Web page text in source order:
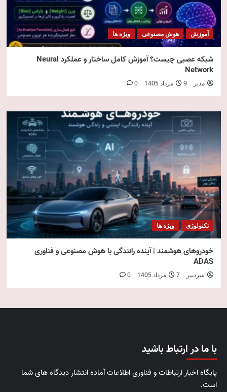
آموزش هوش مصنوعی ویژه ها
شبکه عصبی چیست؟ آموزش کامل ساختار و عملکرد Neural
Network
مدیر 9 مرداد 1405 0
تکنولوژی ویژه ها
خودروهای هوشمند | آینده رانندگی با هوش مصنوعی و فناوری
ADAS
سردبیر 7 مرداد 1405 0
با ما در ارتباط باشید
پایگاه اخبار ارتباطات و فناوری اطلاعات آماده انتشار دیدگاه های شما
است.